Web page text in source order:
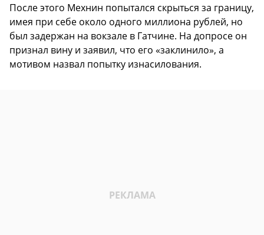
После этого Мехнин попытался скрыться за границу,
имея при себе около одного миллиона рублей, но
был задержан на вокзале в Гатчине. На допросе он
признал вину и заявил, что его «заклинило», а
мотивом назвал попытку изнасилования.